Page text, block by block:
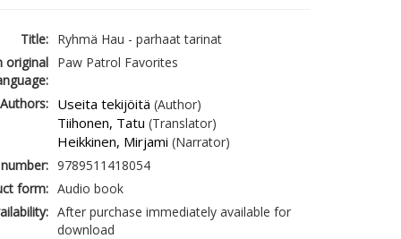
Title: Ryhmä Hau - parhaat tarinat
original Paw Patrol Favorites
Authors: Useita tekijöitä (Author)
Tiihonen, Tatu (Translator)
Heikkinen, Mirjami (Narrator)
9789511418054
form: Audio book
After purchase immediately available for
download